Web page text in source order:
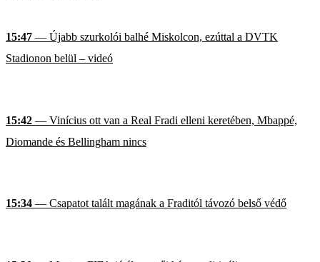
15:47 — Újabb szurkolói balhé Miskolcon, ezúttal a DVTK
Stadionon belül – videó
15:42 — Vinícius ott van a Real Fradi elleni keretében, Mbappé,
Diomande és Bellingham nincs
15:34 — Csapatot talált magának a Fraditól távozó belső védő